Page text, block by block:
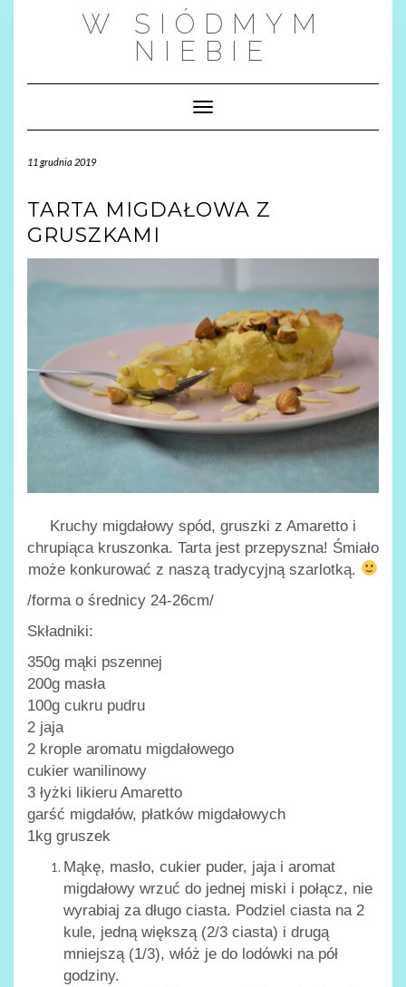
W SIÓDMYM
NIEBIE
Toggle Navigation
11 grudnia 2019
TARTA MIGDAŁOWA Z
GRUSZKAMI
Kruchy migdałowy spód, gruszki z Amaretto i
chrupiąca kruszonka. Tarta jest przepyszna! Śmiało
może konkurować z naszą tradycyjną szarlotką.
/forma o średnicy 24-26cm/
Składniki:
350g mąki pszennej
200g masła
100g cukru pudru
2 jaja
2 krople aromatu migdałowego
cukier wanilinowy
3 łyżki likieru Amaretto
garść migdałów, płatków migdałowych
1kg gruszek
Mąkę, masło, cukier puder, jaja i aromat
migdałowy wrzuć do jednej miski i połącz, nie
wyrabiaj za długo ciasta. Podziel ciasta na 2
kule, jedną większą (2/3 ciasta) i drugą
mniejszą (1/3), włóż je do lodówki na pół
godziny.